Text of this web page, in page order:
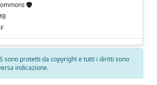
sono protetti da copyright e tutti i diritti sono
indicazione.